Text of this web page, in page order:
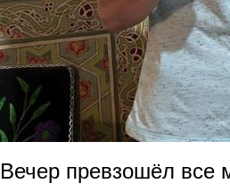
Вечер превзошёл все